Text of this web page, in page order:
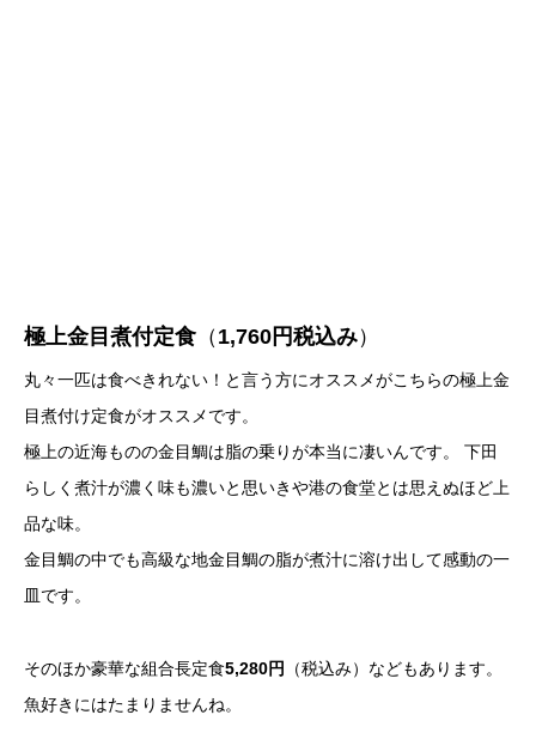
極上金目煮付定食 （ 1,760円税込み）
丸々一匹は食べきれない！と言う方にオススメがこちらの極上金
目煮付け定食がオススメです。
極上の近海ものの金目鯛は脂の乗りが本当に凄いんです。 下田
らしく煮汁が濃く味も濃いと思いきや港の食堂とは思えぬほど上
品な味。
金目鯛の中でも高級な地金目鯛の脂が煮汁に溶け出して感動の一
皿です。
そのほか豪華な組合長定食5,280円
（税込み）などもあります。
魚好きにはたまりませんね。